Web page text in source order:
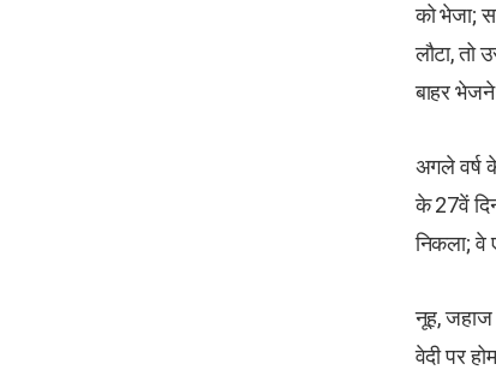
को भेजा;
लौटा, तो
बाहर भेजने
अगले वर्ष
के 27वें
निकला;
नूह,
वेदी पर